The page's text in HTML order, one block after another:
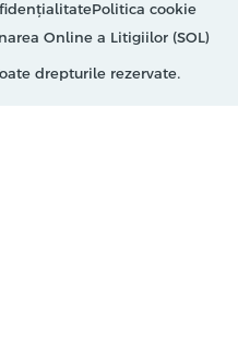
drepturile rezervate.
Politica cookie
Online a Litigiilor (SOL)